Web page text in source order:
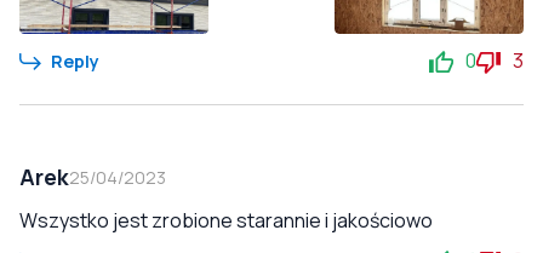
Reply 0 3
Arek25/04/2023
Wszystko jest zrobione starannie i jakościowo